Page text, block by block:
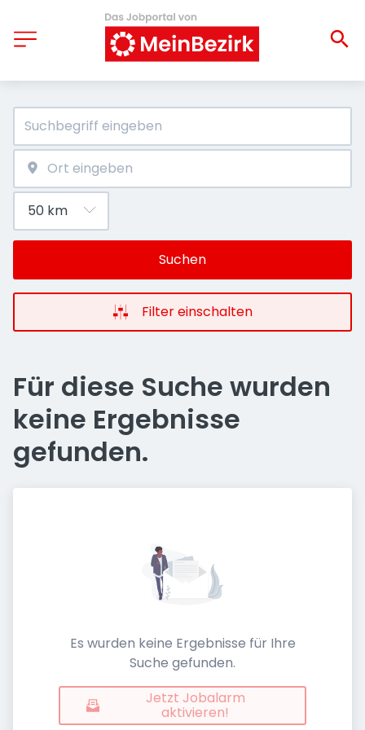
Suchen
Filter einschalten
Für diese Suche wurden
keine Ergebnisse
gefunden.
Es wurden keine Ergebnisse für Ihre
Suche gefunden.
Jetzt Jobalarm
aktivieren!